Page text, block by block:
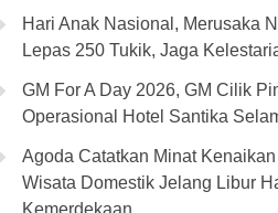
Hari Anak Nasional, Merusaka
Lepas 250 Tukik, Jaga
GM For A Day 2026, GM Cilik
Operasional Hotel Santika
Agoda Catatkan Minat
Wisata Domestik Jelang Libur